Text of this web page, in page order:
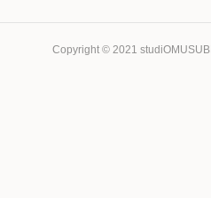
Copyright © 2021 studiOMUSUBI